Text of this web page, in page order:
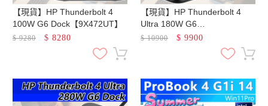
【現貨】HP Thunderbolt 4
100W G6 Dock【9X472UT】
$9280 $ 8280
【現貨】HP Thunderbolt 4
Ultra 180W G6
Dock【9X481UT】
$10900 $ 9900